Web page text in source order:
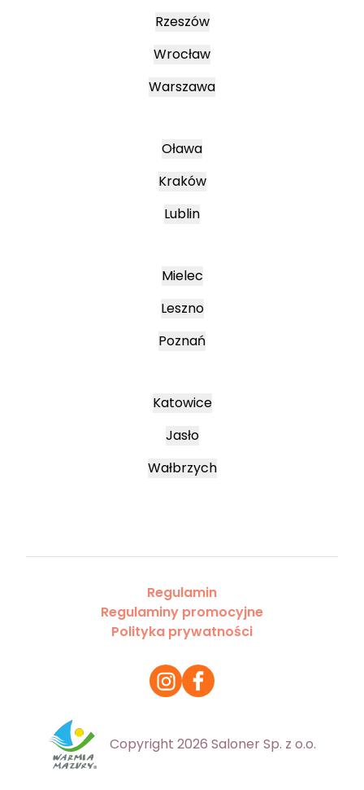
Rzeszów
Wrocław
Warszawa
Oława
Kraków
Lublin
Mielec
Leszno
Poznań
Katowice
Jasło
Wałbrzych
Regulamin
Regulaminy promocyjne
Polityka prywatności
Copyright 2026 Saloner Sp. z o.o.